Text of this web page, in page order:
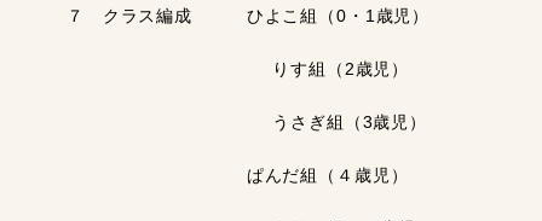
７ クラス編成 ひよこ組（0・1歳児）
りす組（2歳児）
うさぎ組（3歳児）
ぱんだ組（４歳児）